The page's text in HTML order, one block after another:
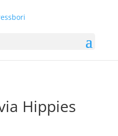
Hippies